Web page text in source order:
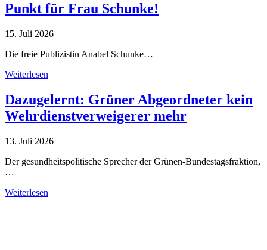
Punkt für Frau Schunke!
15. Juli 2026
Die freie Publizistin Anabel Schunke…
Weiterlesen
Dazugelernt: Grüner Abgeordneter kein
Wehrdienstverweigerer mehr
13. Juli 2026
Der gesundheitspolitische Sprecher der Grünen-Bundestagsfraktion,
…
Weiterlesen